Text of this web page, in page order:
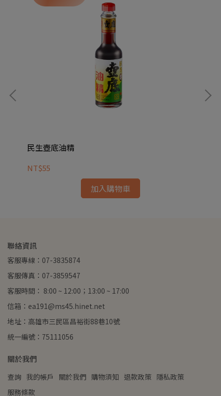
民生壺底油精
NT$55
加入購物車
聯絡資訊
客服專線：07-3835874
客服傳真：07-3859547
客服時間： 8:00 ~ 12:00；13:00 ~ 17:00
信箱：ea191@ms45.hinet.net
地址：高雄市三民區昌裕街88巷10號
統一編號：75111056
關於我們
查詢 我的帳戶 關於我們 購物須知 退款政策 隱私政策
服務條款